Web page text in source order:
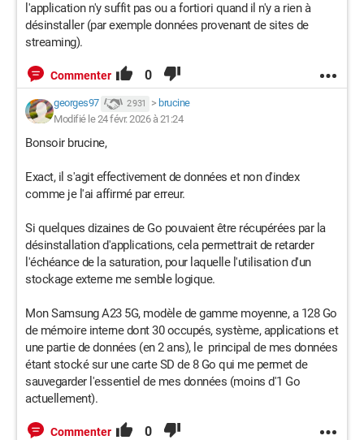
l'application n'y suffit pas ou a fortiori quand il n'y a rien à
désinstaller (par exemple données provenant de sites de
streaming).
Commenter 0
georges97 2 931 > brucine
Modifié le 24 févr. 2026 à 21:24
Bonsoir brucine,
Exact, il s'agit effectivement de données et non d'index
comme je l'ai affirmé par erreur.
Si quelques dizaines de Go pouvaient être récupérées par la
désinstallation d'applications, cela permettrait de retarder
l'échéance de la saturation, pour laquelle l'utilisation d'un
stockage externe me semble logique.
Mon Samsung A23 5G, modèle de gamme moyenne, a 128 Go
de mémoire interne dont 30 occupés, système, applications et
une partie de données (en 2 ans), le principal de mes données
étant stocké sur une carte SD de 8 Go qui me permet de
sauvegarder l'essentiel de mes données (moins d'1 Go
actuellement).
Commenter 0